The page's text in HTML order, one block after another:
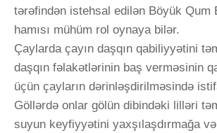
tərəfindən istehsal edilən Böyük Qum
hamısı mühüm rol oynaya bilər.
Çaylarda çayın daşqın qabiliyyətini
daşqın fəlakətlərinin baş verməsinin
üçün çayların dərinləşdirilməsində
Göllərdə onlar gölün dibindəki lilləri
suyun keyfiyyətini yaxşılaşdırmağa